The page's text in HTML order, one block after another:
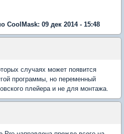
CoolMask: 09 дек 2014 - 15:48
случаях может появится
программы, но переменный
плейера и не для монтажа.